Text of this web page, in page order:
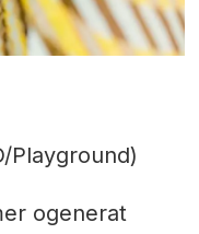
Playground)
ogenerat